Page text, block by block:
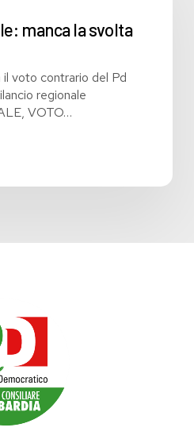
manca la svolta
voto contrario del Pd
regionale
VOTO…